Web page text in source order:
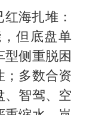
海扎堆：
但底盘单
侧重脱困
；多数合资
、智驾、空